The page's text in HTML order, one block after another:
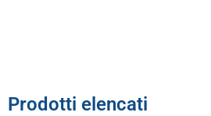
Prodotti elencati